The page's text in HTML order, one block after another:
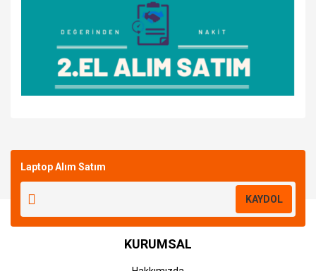
Laptop Alım Satım
KAYDOL
KURUMSAL